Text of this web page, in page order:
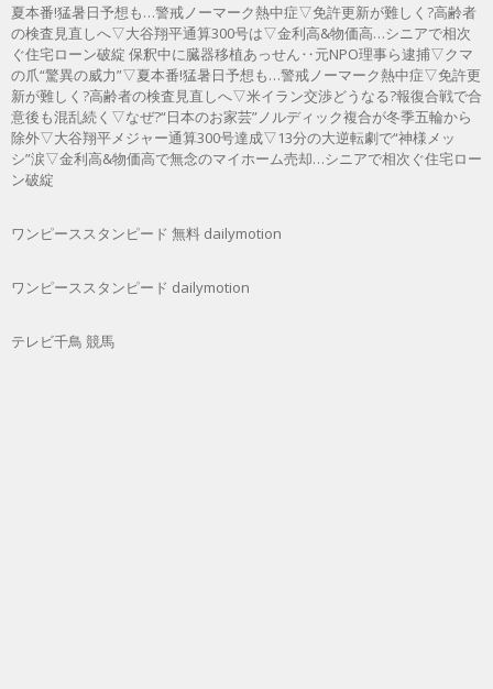
夏本番!猛暑日予想も…警戒ノーマーク熱中症▽免許更新が難しく?高齢者
の検査見直しへ▽大谷翔平通算300号は▽金利高&物価高…シニアで相次
ぐ住宅ローン破綻 保釈中に臓器移植あっせん‥元NPO理事ら逮捕▽クマ
の爪“驚異の威力”▽夏本番!猛暑日予想も…警戒ノーマーク熱中症▽免許更
新が難しく?高齢者の検査見直しへ▽米イラン交渉どうなる?報復合戦で合
意後も混乱続く▽なぜ?“日本のお家芸”ノルディック複合が冬季五輪から
除外▽大谷翔平メジャー通算300号達成▽13分の大逆転劇で“神様メッ
シ”涙▽金利高&物価高で無念のマイホーム売却…シニアで相次ぐ住宅ロー
ン破綻
ワンピーススタンピード 無料 dailymotion
ワンピーススタンピード dailymotion
テレビ千鳥 競馬